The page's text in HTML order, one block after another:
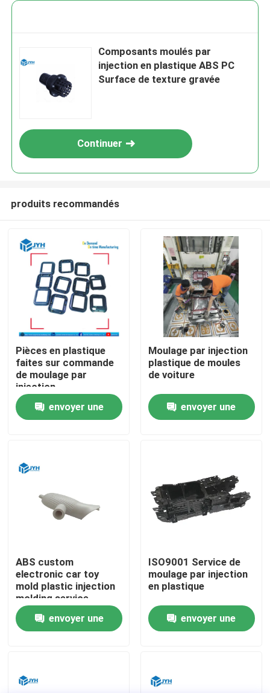
Services
Exposition de VR
Visite d'usine
Contactez-nous
Nouvelles
Demandez une citation
Composants moulés par
injection en plastique ABS PC
Surface de texture gravée
Continuer
produits recommandés
Pièces en plastique
faites sur commande
de moulage par
injection
envoyer une
Moulage par injection
plastique de moules
de voiture
envoyer une
ABS custom
electronic car toy
mold plastic injection
molding service
envoyer une
ISO9001 Service de
moulage par injection
en plastique
envoyer une